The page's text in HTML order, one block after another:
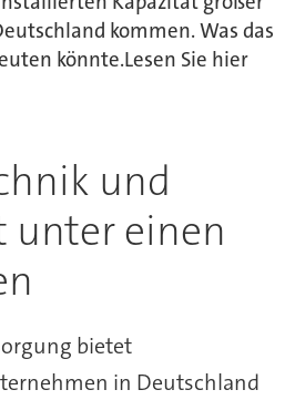
kommen. Was das
könnte.Lesen Sie hier
und
einen
bietet
in Deutschland